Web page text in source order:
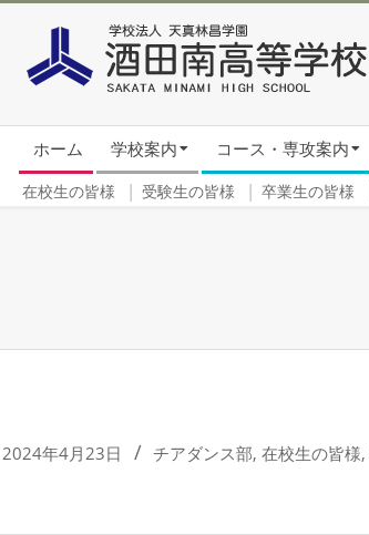
content
Secondary
Navigation
Menu
ホーム 学校案内 コース・専攻案内
在校生の皆様 受験生の皆様 卒業生の皆様
2024年4月23日 チアダンス部, 在校生の皆様,